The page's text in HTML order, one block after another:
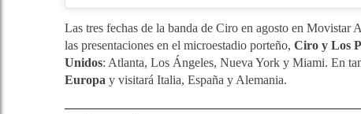
Las tres fechas de la banda de Ciro en agosto en Movistar
las presentaciones en el microestadio porteño, Ciro y Los
Unidos: Atlanta, Los Ángeles, Nueva York y Miami. En
Europa y visitará Italia, España y Alemania.